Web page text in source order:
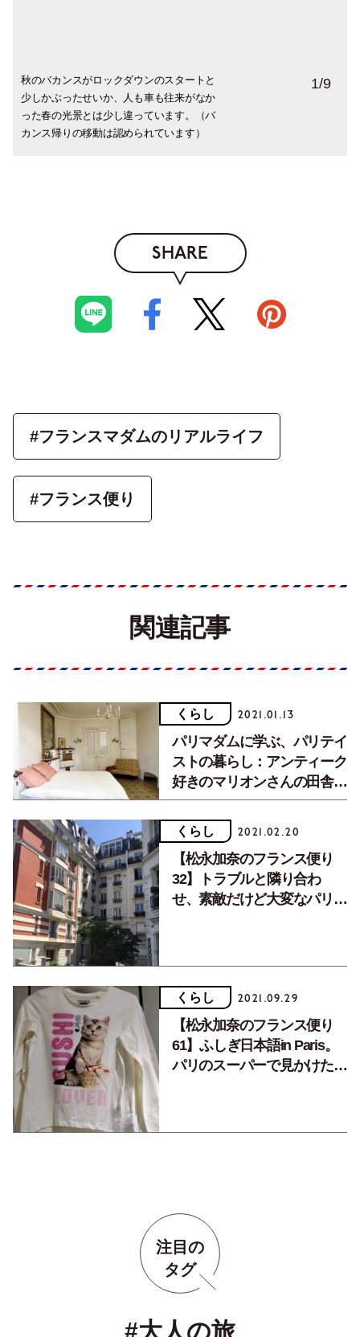
秋のバカンスがロックダウンのスタートと
少しかぶったせいか、人も車も往来がなか
った春の光景とは少し違っています。（バ
カンス帰りの移動は認められています）
ロックダウン前夜のシャンゼリゼ通り。夜
間外出禁止で21時までに帰宅しなければな
りませんが、最後の乾杯のためにお店へ向
かう人々がたくさんいました。
私は朝イチにアジア系スーパーに行きまし
たが、夕方にはこの通り長い長い列が。長
期戦に向けてのみんなの意気込みを感じま
す。私もですが。
飲食店はすべて閉鎖（テイクアウトや配達
は営業可）。カフェではテラス席の椅子を
店内に積み上げています。
前回と同じくデリは営業中。自宅でのお籠
り生活が続くので、こういったお店の存在
はありがたい限り。
ロックダウン前日に用事を済ませるべく、
警察署に真っ暗な早朝から並んだ友人。長
時間待ちを想定して、イスとホッカイロと
本を持参したという逞しさ！
いろんな噂が出始めるとスーパーにはトイ
レットペーパーが山積みに。それを見て
「あ、やっぱり始まるんだな」と確証を得
ました。
外出制限期間、心身ともに健康でいるため
に我が家に必要な物はなんといっても日本
食材！アジア系スーパーが離れた場所にあ
るため、事前にしっかりと買い出し。
週末の朝、恒例のわんこ交流の様子。今回
は公園が開放されているので、わんこたち
は芝生の上を思う存分走り回れます。よか
ったね。
1/9
SHARE
#フランスマダムのリアルライフ
#フランス便り
関連記事
くらし 2021.01.13
パリマダムに学ぶ、パリテイ
ストの暮らし：アンティーク
好きのマリオンさんの田舎風
なお家
くらし 2021.02.20
【松永加奈のフランス便り
32】トラブルと隣り合わ
せ、素敵だけど大変なパリの
くらし 2021.09.29
【松永加奈のフランス便り
61】ふしぎ日本語in Paris。
パリのスーパーで見かけた
注目の
タグ
#大人の旅